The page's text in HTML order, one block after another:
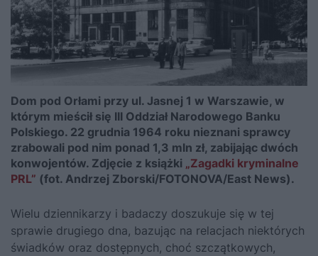
Dom pod Orłami przy ul. Jasnej 1 w Warszawie, w
którym mieścił się III Oddział Narodowego Banku
Polskiego. 22 grudnia 1964 roku nieznani sprawcy
zrabowali pod nim ponad 1,3 mln zł, zabijając dwóch
konwojentów. Zdjęcie z książki „Zagadki kryminalne
PRL” (fot. Andrzej Zborski/FOTONOVA/East News).
Wielu dziennikarzy i badaczy doszukuje się w tej
sprawie drugiego dna, bazując na relacjach niektórych
świadków oraz dostępnych, choć szczątkowych,